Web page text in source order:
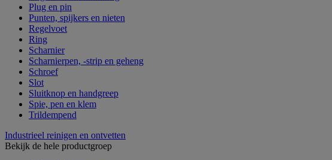
Plug en pin
Punten, spijkers en nieten
Regelvoet
Ring
Scharnier
Scharnierpen, -strip en geheng
Schroef
Slot
Sluitknop en handgreep
Spie, pen en klem
Trildempend
Industrieel reinigen en ontvetten
Bekijk de hele productgroep